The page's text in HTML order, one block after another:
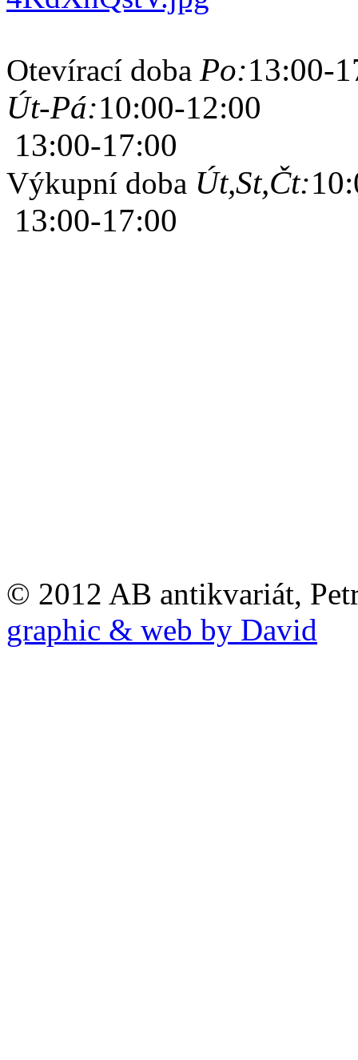
Otevírací doba Po:13:00-
Út-Pá:10:00-12:00
13:00-17:00
Výkupní doba Út,St,Čt:
13:00-17:00
© 2012 AB antikvariát,
graphic & web by David